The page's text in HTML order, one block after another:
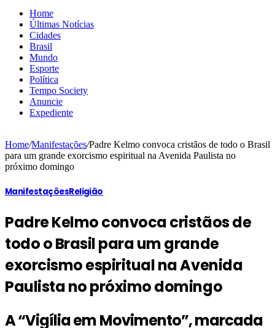
Home
Últimas Notícias
Cidades
Brasil
Mundo
Esporte
Política
Tempo Society
Anuncie
Expediente
Home/Manifestações/Padre Kelmo convoca cristãos de todo o Brasil
para um grande exorcismo espiritual na Avenida Paulista no
próximo domingo
ManifestaçõesReligião
Padre Kelmo convoca cristãos de
todo o Brasil para um grande
exorcismo espiritual na Avenida
Paulista no próximo domingo
A “Vigília em Movimento”, marcada